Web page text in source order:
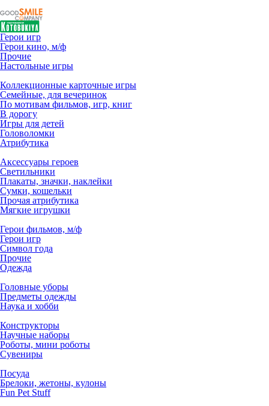
Герои игр
Герои кино, м/ф
Прочие
Настольные игры
Коллекционные карточные игры
Семейные, для вечеринок
По мотивам фильмов, игр, книг
В дорогу
Игры для детей
Головоломки
Атрибутика
Аксессуары героев
Светильники
Плакаты, значки, наклейки
Сумки, кошельки
Прочая атрибутика
Мягкие игрушки
Герои фильмов, м/ф
Герои игр
Символ года
Прочие
Одежда
Головные уборы
Предметы одежды
Наука и хобби
Конструкторы
Научные наборы
Роботы, мини роботы
Сувениры
Посуда
Брелоки, жетоны, кулоны
Fun Pet Stuff